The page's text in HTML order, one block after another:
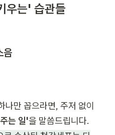
우는' 습관들
음
는 일'을 말씀드립니다.